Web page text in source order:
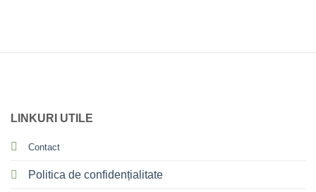
LINKURI UTILE
Contact
Politica de confidențialitate